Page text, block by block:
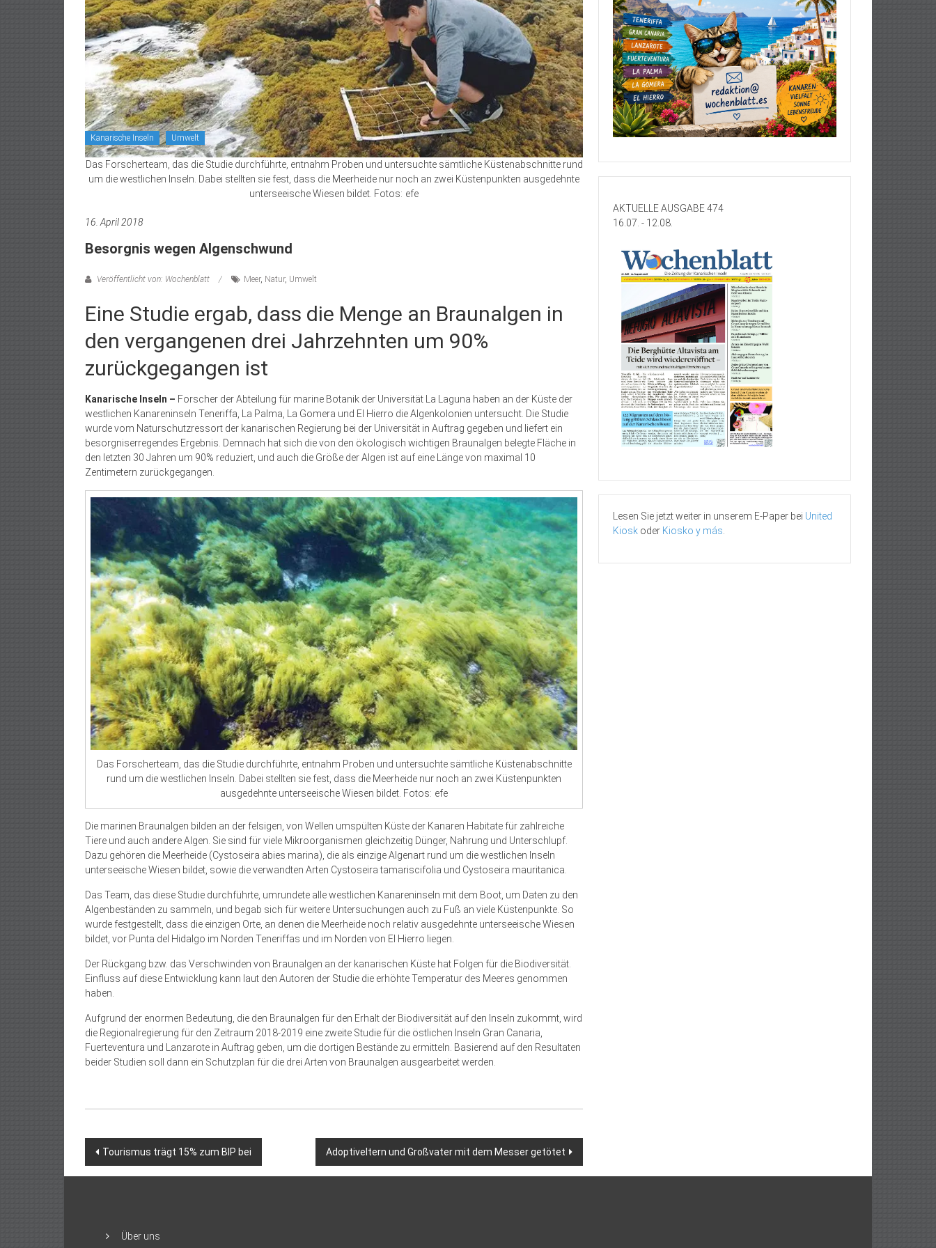
Kanarische Inseln Umwelt
Das Forscherteam, das die Studie durchführte, entnahm Proben und untersuchte sämtliche Küstenabschnitte rund
um die westlichen Inseln. Dabei stellten sie fest, dass die Meerheide nur noch an zwei Küstenpunkten ausgedehnte
unterseeische Wiesen bildet. Fotos: efe
16. April 2018
Besorgnis wegen Algenschwund
Veröffentlicht von: Wochenblatt Meer, Natur, Umwelt
Eine Studie ergab, dass die Menge an Braunalgen in
den vergangenen drei Jahrzehnten um 90%
zurückgegangen ist
Kanarische Inseln – Forscher der Abteilung für marine Botanik der Universität La Laguna haben an der Küste der
westlichen Kanareninseln Teneriffa, La Palma, La Gomera und El Hierro die Algenkolonien untersucht. Die Studie
wurde vom Naturschutzressort der kanarischen Regierung bei der Universität in Auftrag gegeben und liefert ein
besorgniserregendes Ergebnis. Demnach hat sich die von den ökologisch wichtigen Braunalgen belegte Fläche in
den letzten 30 Jahren um 90% reduziert, und auch die Größe der Algen ist auf eine Länge von maximal 10
Zentimetern zurückgegangen.
Das Forscherteam, das die Studie durchführte, entnahm Proben und untersuchte sämtliche Küstenabschnitte
rund um die westlichen Inseln. Dabei stellten sie fest, dass die Meerheide nur noch an zwei Küstenpunkten
ausgedehnte unterseeische Wiesen bildet. Fotos: efe
Die marinen Braunalgen bilden an der felsigen, von Wellen umspülten Küste der Kanaren Habitate für zahlreiche
Tiere und auch andere Algen. Sie sind für viele Mikroorganismen gleichzeitig Dünger, Nahrung und Unterschlupf.
Dazu gehören die Meerheide (Cystoseira abies marina), die als einzige Algenart rund um die westlichen Inseln
unterseeische Wiesen bildet, sowie die verwandten Arten Cystoseira tamariscifolia und Cystoseira mauritanica.
Das Team, das diese Studie durchführte, umrundete alle westlichen Kanareninseln mit dem Boot, um Daten zu den
Algenbeständen zu sammeln, und begab sich für weitere Untersuchungen auch zu Fuß an viele Küstenpunkte. So
wurde festgestellt, dass die einzigen Orte, an denen die Meerheide noch relativ ausgedehnte unterseeische Wiesen
bildet, vor Punta del Hidalgo im Norden Teneriffas und im Norden von El Hierro liegen.
Der Rückgang bzw. das Verschwinden von Braunalgen an der kanarischen Küste hat Folgen für die Biodiversität.
Einfluss auf diese Entwicklung kann laut den Autoren der Studie die erhöhte Temperatur des Meeres genommen
haben.
Aufgrund der enormen Bedeutung, die den Braunalgen für den Erhalt der Biodiversität auf den Inseln zukommt, wird
die Regionalregierung für den Zeitraum 2018-2019 eine zweite Studie für die östlichen Inseln Gran Canaria,
Fuerteventura und Lanzarote in Auftrag geben, um die dortigen Bestände zu ermitteln. Basierend auf den Resultaten
beider Studien soll dann ein Schutzplan für die drei Arten von Braunalgen ausgearbeitet werden.
Beitragsnavigation
Tourismus trägt 15% zum BIP bei Adoptiveltern und Großvater mit dem Messer getötet
AKTUELLE AUSGABE 474
16.07. - 12.08.
Lesen Sie jetzt weiter in unserem E-Paper bei United
Kiosk oder Kiosko y más
Über uns